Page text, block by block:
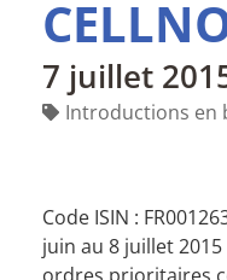
7 juillet
Introductions en
Code ISIN :
juin au 8 juillet